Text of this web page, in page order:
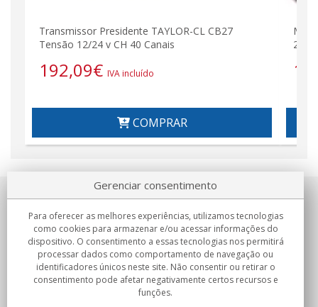
Transmissor Presidente TAYLOR-CL CB27
Tensão 12/24 v CH 40 Canais
192,09€ IVA incluído
COMPRAR
27
Sobre nosotros
Compromissos
Compras
Gerenciar consentimento
Para oferecer as melhores experiências, utilizamos tecnologias
como cookies para armazenar e/ou acessar informações do
dispositivo. O consentimento a essas tecnologias nos permitirá
processar dados como comportamento de navegação ou
identificadores únicos neste site. Não consentir ou retirar o
consentimento pode afetar negativamente certos recursos e
funções.